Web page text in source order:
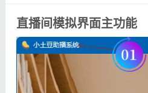
直播间模拟界面主功能